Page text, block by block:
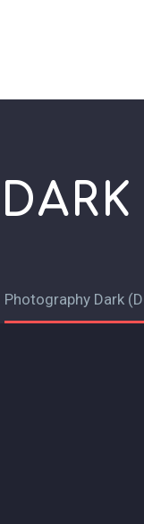
Photography Dark